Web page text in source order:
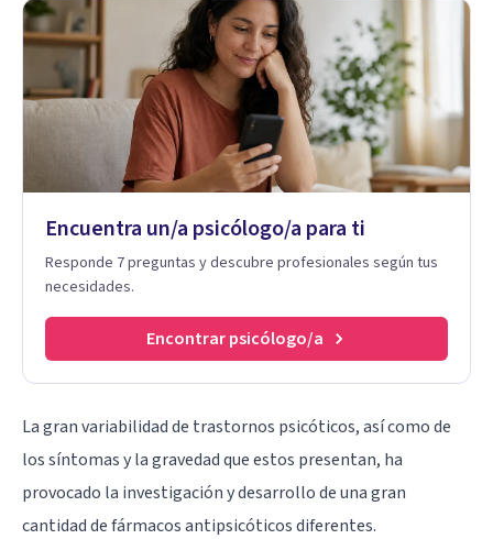
Encuentra un/a psicólogo/a para ti
Responde 7 preguntas y descubre profesionales según tus
necesidades.
Encontrar psicólogo/a
La gran variabilidad de trastornos psicóticos, así como de
los síntomas y la gravedad que estos presentan, ha
provocado la investigación y desarrollo de una gran
cantidad de fármacos antipsicóticos diferentes.